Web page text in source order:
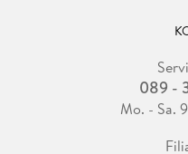
089 -
Mo. - Sa.